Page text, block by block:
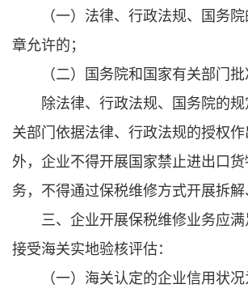
（一）法律、行政法规、国务
章允许的；
（二）国务院和国家有关部门批
除法律、行政法规、国务院的
关部门依据法律、行政法规的授权
外，企业不得开展国家禁止进出口
务，不得通过保税维修方式开展拆解
三、企业开展保税维修业务应
接受海关实地验核评估：
（一）海关认定的企业信用状